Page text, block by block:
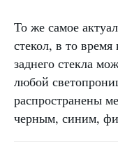
То же самое
стекол, в то
заднего стекла
любой
распространены
черным, синим,